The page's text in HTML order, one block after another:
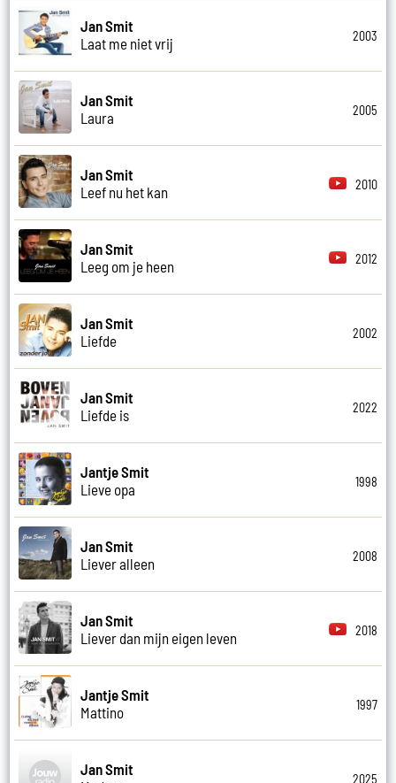
Jan Smit
Laat me niet vrij
2003
Jan Smit
Laura
2005
Jan Smit
Leef nu het kan
2010
Jan Smit
Leeg om je heen
2012
Jan Smit
Liefde
2002
Jan Smit
Liefde is
2022
Jantje Smit
Lieve opa
1998
Jan Smit
Liever alleen
2008
Jan Smit
Liever dan mijn eigen leven
2018
Jantje Smit
Mattino
1997
Jan Smit
2025